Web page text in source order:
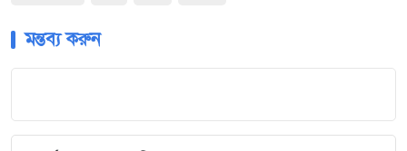
মন্তব্য করুন